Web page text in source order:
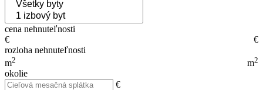
cena nehnuteľnosti
€
€
rozloha nehnuteľnosti
m2 m2
okolie
€